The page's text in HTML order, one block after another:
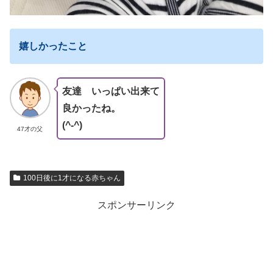
嬉しかったこと
47才の父
友達 いっぱい出来て
良かったね。
(^-^)
100日後に1才になる赤ちゃん
スポンサーリンク